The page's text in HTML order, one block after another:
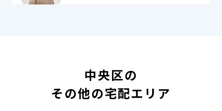
中央区の
その他の宅配エリア